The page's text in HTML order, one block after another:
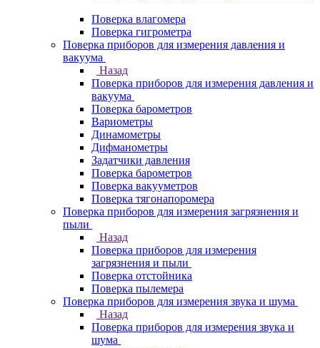
Поверка влагомера
Поверка гигрометра
Поверка приборов для измерения давления и
вакуума
Назад
Поверка приборов для измерения давления и
вакуума
Поверка барометров
Вариометры
Динамометры
Дифманометры
Задатчики давления
Поверка барометров
Поверка вакууметров
Поверка тягонапоромера
Поверка приборов для измерения загрязнения и
пыли
Назад
Поверка приборов для измерения
загрязнения и пыли
Поверка отстойника
Поверка пылемера
Поверка приборов для измерения звука и шума
Назад
Поверка приборов для измерения звука и
шума